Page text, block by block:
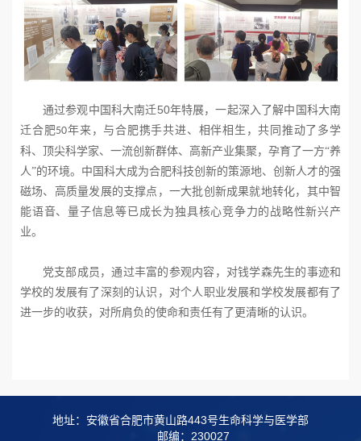
通过参观中国科大南迁50年特展，一起深入了解中国科大南
迁合肥50年来，与合肥携手共进、相伴相生，共同推动了多学
科、顶尖科学家、一流创新群体、高新产业集聚，孕育了一方“养
人”的环境。中国科大成为合肥科技创新的策源地、创新人才的强
磁场、高质量发展的支撑点，一大批创新成果就地转化，其中智
能语音、量子信息等已成长为独具核心竞争力的战略性新兴产
业。
党支部成员 ，通过丰富的参观内容 ，对钱学森先生的事迹和
学校的发展有了深刻的认识，对个人职业发展和 学校发展都有了
进一步的收获，对所肩负的使命和责任有了更清晰的认识。
地址：安徽省合肥市黄山路443号生命科学与医学部
邮编：230027